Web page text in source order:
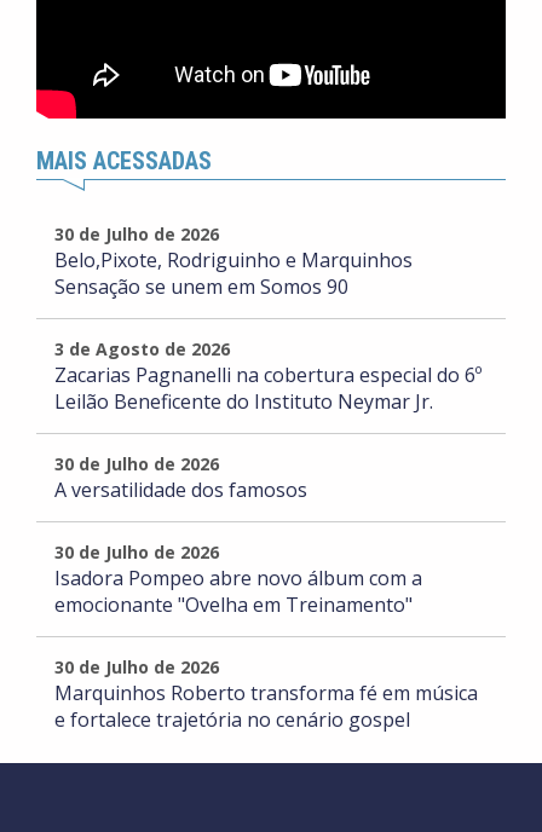
MAIS ACESSADAS
30 de Julho de 2026
Belo,Pixote, Rodriguinho e Marquinhos
Sensação se unem em Somos 90
3 de Agosto de 2026
Zacarias Pagnanelli na cobertura especial do 6º
Leilão Beneficente do Instituto Neymar Jr.
30 de Julho de 2026
A versatilidade dos famosos
30 de Julho de 2026
Isadora Pompeo abre novo álbum com a
emocionante "Ovelha em Treinamento"
30 de Julho de 2026
Marquinhos Roberto transforma fé em música
e fortalece trajetória no cenário gospel